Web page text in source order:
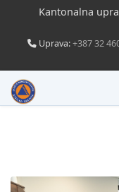
Kantonalna
Uprava:+387 32